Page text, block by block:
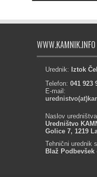
WWW.KAMNIK.INFO
Urednik: Iztok
Telefon: 041 923
E-mail:
Naslov
Uredništvo
Golice 7, 1219
Tehnični urednik
Blaž Podbevšek